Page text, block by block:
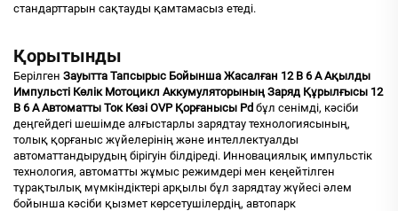
стандарттарын сақтауды қамтамасыз етеді.
Қорытынды
Берілген Зауытта Тапсырыс Бойынша Жасалған 12 В 6 А Ақылды
Импульсті Көлік Мотоцикл Аккумуляторының Заряд Құрылғысы 12
В 6 А Автоматты Ток Көзі OVP Қорғанысы Pd бұл сенімді, кәсіби
деңгейдегі шешімде алғыстарлы зарядтау технологиясының,
толық қорғаныс жүйелерінің және интеллектуалды
автоматтандырудың бірігуін білдіреді. Инновациялық импульстік
технология, автоматты жұмыс режимдері мен кеңейтілген
тұрақтылық мүмкіндіктері арқылы бұл зарядтау жүйесі әлем
бойынша кәсіби қызмет көрсетушілердің, автопарк